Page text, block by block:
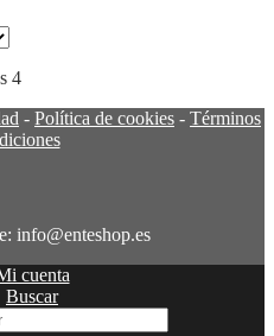
4
- Política de cookies - Términos
info@enteshop.es
cuenta
Buscar